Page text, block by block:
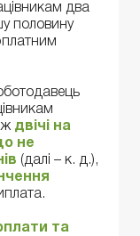
два
половину
двічі на
не
(далі – к. д.),
та